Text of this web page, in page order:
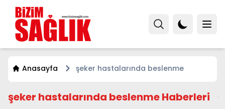
Anasayfa şeker hastalarında beslenme
şeker hastalarında beslenme Haberleri